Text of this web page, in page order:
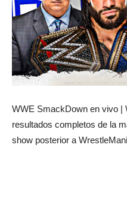
WWE SmackDown en vivo |
resultados completos de la
show posterior a